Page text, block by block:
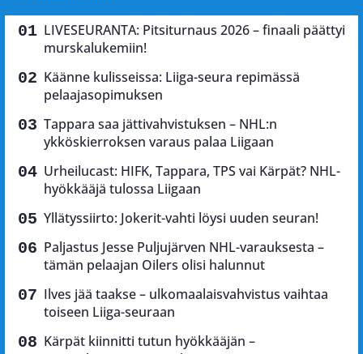
LIVESEURANTA: Pitsiturnaus 2026 – finaali päättyi
murskalukemiin!
Käänne kulisseissa: Liiga-seura repimässä
pelaajasopimuksen
Tappara saa jättivahvistuksen – NHL:n
ykköskierroksen varaus palaa Liigaan
Urheilucast: HIFK, Tappara, TPS vai Kärpät? NHL-
hyökkääjä tulossa Liigaan
Yllätyssiirto: Jokerit-vahti löysi uuden seuran!
Paljastus Jesse Puljujärven NHL-varauksesta –
tämän pelaajan Oilers olisi halunnut
Ilves jää taakse – ulkomaalaisvahvistus vaihtaa
toiseen Liiga-seuraan
Kärpät kiinnitti tutun hyökkääjän –